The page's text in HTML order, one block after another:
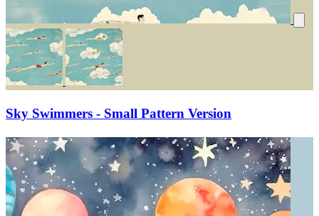
Sky Swimmers - Small Pattern Version